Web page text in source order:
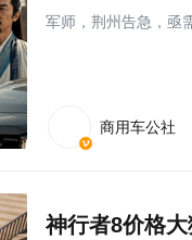
军师，荆州告急，亟
商用车公社
神行者8价格